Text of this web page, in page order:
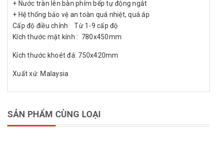
+ Nước tràn lên bàn phím bếp tự động ngắt
+ Hệ thống bảo vệ an toàn quá nhiệt, quá áp
Cấp độ điều chỉnh Từ 1-9 cấp độ
Kích thước mặt kính : 780x450mm
Kích thước khoét đá: 750x420mm
Xuất xứ: Malaysia
SẢN PHẨM CÙNG LOẠI